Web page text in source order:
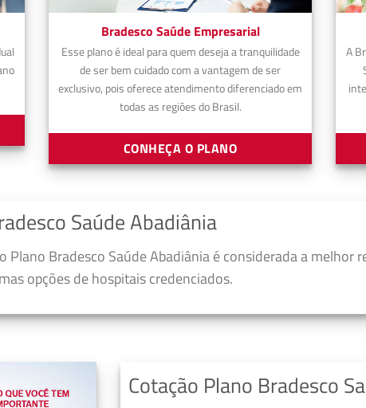
Bradesco Saúde Empresarial
Esse plano é ideal para quem deseja a tranquilidade
de ser bem cuidado com a vantagem de ser
exclusivo, pois oferece atendimento diferenciado em
todas as regiões do Brasil.
CONHEÇA O PLANO
A
Saúde Abadiânia
Plano Bradesco Saúde Abadiânia é considerada a melhor
opções de hospitais credenciados.
Cotação Plano Bradesco